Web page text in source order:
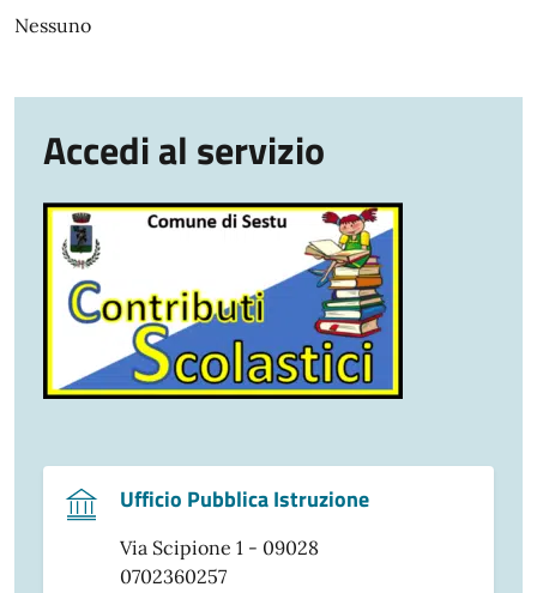
Nessuno
Accedi al servizio
Ufficio Pubblica Istruzione
Via Scipione 1 - 09028
0702360257